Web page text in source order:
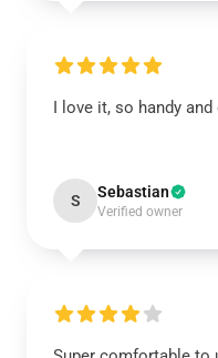
I love it, so handy
S Sebastian
Verified owner